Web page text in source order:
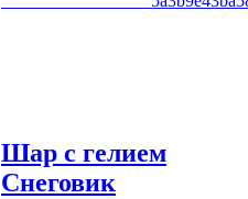
Шар с гелием
Снеговик